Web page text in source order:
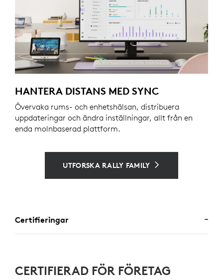
HANTERA DISTANS MED SYNC
Övervaka rums- och enhetshälsan, distribuera
uppdateringar och ändra inställningar, allt från en
enda molnbaserad plattform.
UTFORSKA RALLY FAMILY
Certifieringar
CERTIFIERAD FÖR FÖRETAG